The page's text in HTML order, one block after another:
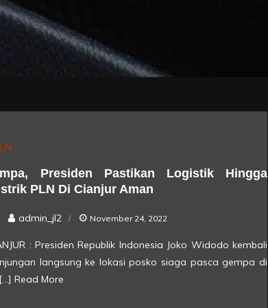
Presiden Pastikan Logistik Hingga
PLN Di Cianjur Aman
admin_jl2 November 24, 2022
: Presiden Republik Indonesia Joko Widodo kembali
langsung ke lokasi posko siaga pasca gempa di
Read More